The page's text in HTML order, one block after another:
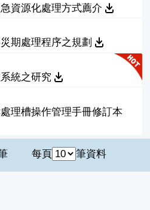
資源化處理方式薦介
期處理程序之規劃
統之研究
理槽操作管理手冊修訂本
每頁 筆資料